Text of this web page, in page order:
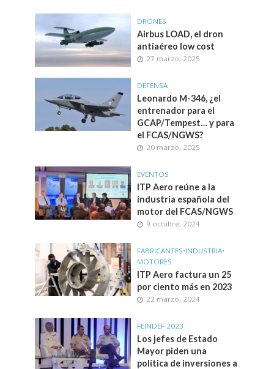
DRONES
Airbus LOAD, el dron
antiaéreo low cost
27 marzo, 2025
DEFENSA
Leonardo M-346, ¿el
entrenador para el
GCAP/Tempest… y para
el FCAS/NGWS?
20 marzo, 2025
EVENTOS
ITP Aero reúne a la
industria española del
motor del FCAS/NGWS
9 octubre, 2024
FABRICANTES•INDUSTRIA•
MOTORES
ITP Aero factura un 25
por ciento más en 2023
22 marzo, 2024
FEINDEF 2023
Los jefes de Estado
Mayor piden una
política de inversiones a